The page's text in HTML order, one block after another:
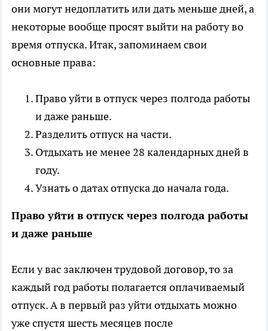
они могут недоплатить или дать меньше дней, а
некоторые вообще просят выйти на работу во
время отпуска. Итак, запоминаем свои
основные права:
Право уйти в отпуск через полгода работы
и даже раньше.
Разделить отпуск на части.
Отдыхать не менее 28 календарных дней в
году.
Узнать о датах отпуска до начала года.
Право уйти в отпуск через полгода работы
и даже раньше
Если у вас заключен трудовой договор, то за
каждый год работы полагается оплачиваемый
отпуск. А в первый раз уйти отдыхать можно
уже спустя шесть месяцев после